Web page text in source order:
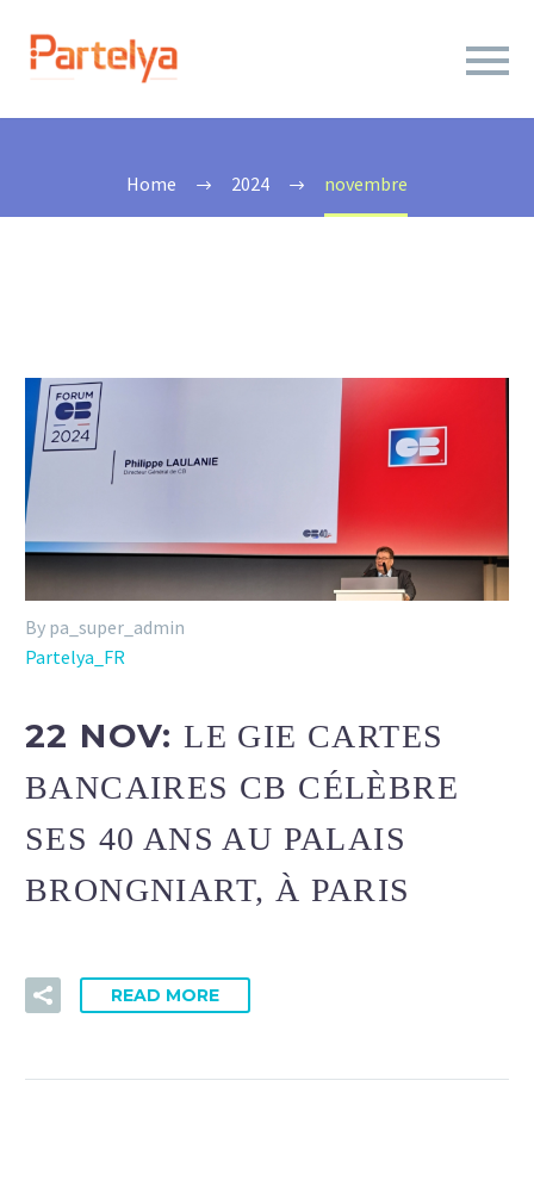
Home 2024 novembre
By pa_super_admin
Partelya_FR
22 NOV:LE GIE CARTES
BANCAIRES CB CÉLÈBRE
SES 40 ANS AU PALAIS
BRONGNIART, À PARIS
READ MORE